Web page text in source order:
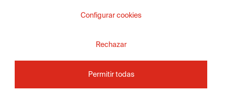
Configurar cookies
Rechazar
Permitir todas